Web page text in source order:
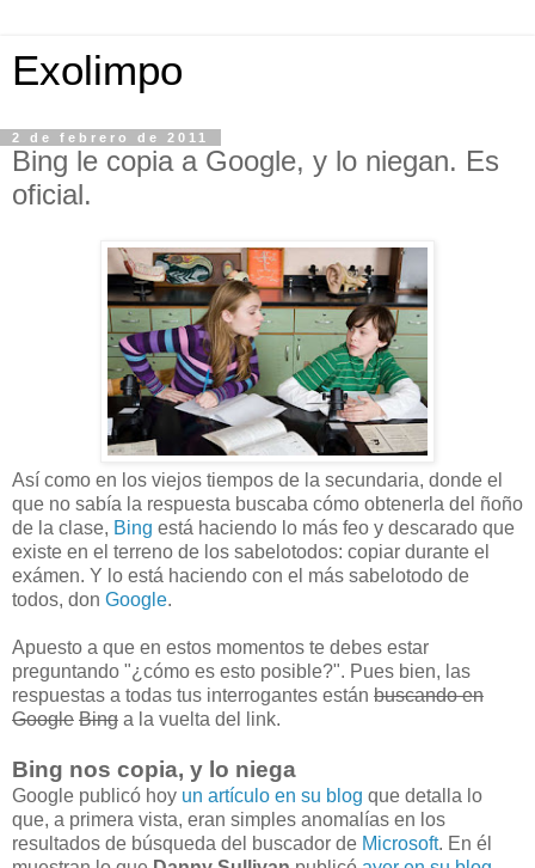
Exolimpo
2 de febrero de 2011
Bing le copia a Google, y lo niegan. Es
oficial.
Así como en los viejos tiempos de la secundaria, donde el
que no sabía la respuesta buscaba cómo obtenerla del ñoño
de la clase, Bing está haciendo lo más feo y descarado que
existe en el terreno de los sabelotodos: copiar durante el
exámen. Y lo está haciendo con el más sabelotodo de
todos, don Google.
Apuesto a que en estos momentos te debes estar
preguntando "¿cómo es esto posible?". Pues bien, las
respuestas a todas tus interrogantes están buscando en
Google Bing a la vuelta del link.
Bing nos copia, y lo niega
Google publicó hoy un artículo en su blog que detalla lo
que, a primera vista, eran simples anomalías en los
resultados de búsqueda del buscador de Microsoft. En él